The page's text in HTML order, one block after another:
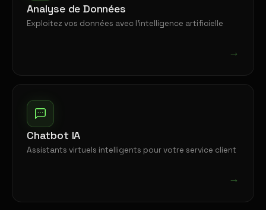
Analyse de Données
Exploitez vos données avec l'intelligence artificielle
→
Chatbot IA
Assistants virtuels intelligents pour votre service client
→